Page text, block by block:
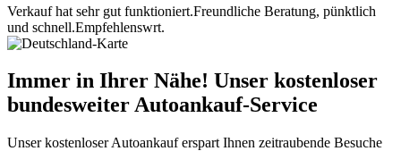
Verkauf hat sehr gut funktioniert.Freundliche Beratung, pünktlich
und schnell.Empfehlenswrt.
Immer in Ihrer Nähe! Unser kostenloser
bundesweiter Autoankauf-Service
Unser kostenloser Autoankauf erspart Ihnen zeitraubende Besuche